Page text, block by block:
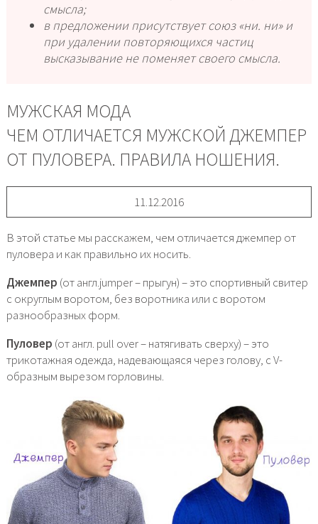
смысла;
в предложении присутствует союз «ни. ни» и
при удалении повторяющихся частиц
высказывание не поменяет своего смысла.
МУЖСКАЯ МОДА
ЧЕМ ОТЛИЧАЕТСЯ МУЖСКОЙ ДЖЕМПЕР
ОТ ПУЛОВЕРА. ПРАВИЛА НОШЕНИЯ.
11.12.2016
В этой статье мы расскажем, чем отличается джемпер от
пуловера и как правильно их носить.
Джемпер (от англ.jumper – прыгун) – это спортивный свитер
с округлым воротом, без воротника или с воротом
разнообразных форм.
Пуловер (от англ. pull over – натягивать сверху) – это
трикотажная одежда, надевающаяся через голову, с V-
образным вырезом горловины.